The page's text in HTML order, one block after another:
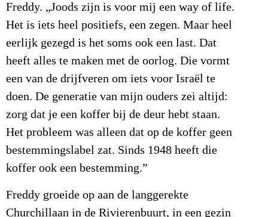
Freddy. „Joods zijn is voor mij een way of life.
Het is iets heel positiefs, een zegen. Maar heel
eerlijk gezegd is het soms ook een last. Dat
heeft alles te maken met de oorlog. Die vormt
een van de drijfveren om iets voor Israël te
doen. De generatie van mijn ouders zei altijd:
zorg dat je een koffer bij de deur hebt staan.
Het probleem was alleen dat op de koffer geen
bestemmingslabel zat. Sinds 1948 heeft die
koffer ook een bestemming.”
Freddy groeide op aan de langgerekte
Churchillaan in de Rivierenbuurt, in een gezin